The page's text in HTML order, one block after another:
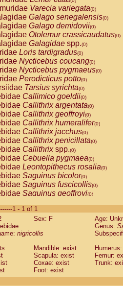
Varecia variegata(0)
Galago senegalensis(0)
Galago demidovii(0)
Otolemur crassicaudatus(0)
Galagidae spp.(0)
Loris tardigradus(0)
Nycticebus coucang(0)
Nycticebus pygmaeus(0)
Perodicticus potto(0)
Tarsius syrichta(0)
Callimico goeldii(0)
Callithrix argentata(0)
Callithrix geoffroyi(0)
Callithrix humeralifer(0)
Callithrix jacchus(0)
Callithrix penicillata(0)
Callithrixspp.(0)
Cebuella pygmaea(0)
Leontopithecus rosalia(0)
Saguinus bicolor(0)
Saguinus fuscicollis(0)
Saguinus geoffroyi(0)
Saguinus labiatus(0)
Saguinus leucopus (0)
Saguinus mystax
Saguinus nigricollis (1)
Saguinus oedipus
Saguinus weddelli
Saguinusspp.
1 - 1 of 1
Sex: F
Age:
Genus:
nigricollis
Mandible: exist
Scapula: exist
Femur:
Coxae: exist
Trunk:
Foot: exist